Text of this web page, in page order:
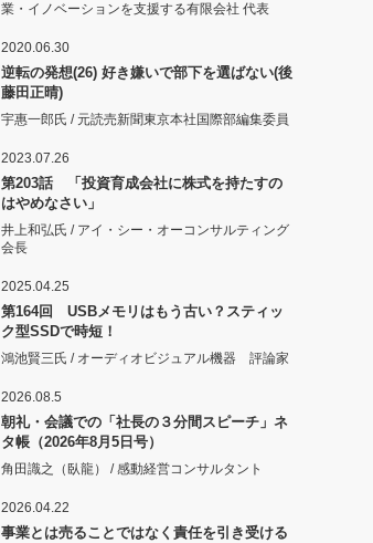
業・イノベーションを支援する有限会社 代表
2020.06.30
逆転の発想(26) 好き嫌いで部下を選ばない(後
藤田正晴)
宇惠一郎氏 / 元読売新聞東京本社国際部編集委員
2023.07.26
第203話 「投資育成会社に株式を持たすの
はやめなさい」
井上和弘氏 / アイ・シー・オーコンサルティング
会長
2025.04.25
第164回 USBメモリはもう古い？スティッ
ク型SSDで時短！
鴻池賢三氏 / オーディオビジュアル機器 評論家
2026.08.5
朝礼・会議での「社長の３分間スピーチ」ネ
タ帳（2026年8月5日号）
角田識之（臥龍） / 感動経営コンサルタント
2026.04.22
事業とは売ることではなく責任を引き受ける